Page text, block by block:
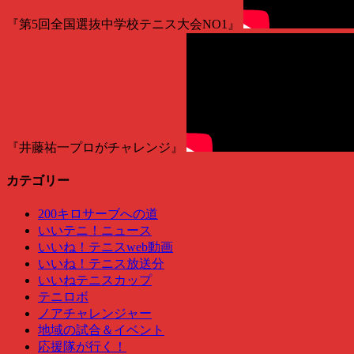
『第5回全国選抜中学校テニス大会NO1』
『井藤祐一プロがチャレンジ』
カテゴリー
200キロサーブへの道
いいテニ！ニュース
いいね！テニスweb動画
いいね！テニス放送分
いいねテニスカップ
テニロボ
ノアチャレンジャー
地域の試合＆イベント
応援隊が行く！